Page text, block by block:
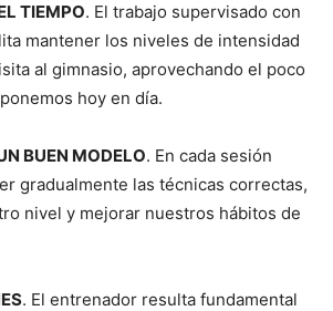
TIEMPO. El trabajo supervisado con
mantener los niveles de intensidad
al gimnasio, aprovechando el poco
hoy en día.
BUEN MODELO. En cada sesión
gradualmente las técnicas correctas,
nivel y mejorar nuestros hábitos de
. El entrenador resulta fundamental